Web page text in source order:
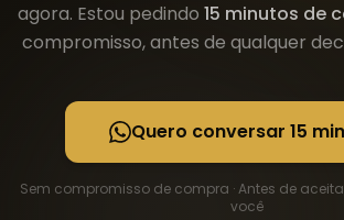
agora. Estou pedindo 15 minutos de
compromisso, antes de qualquer
Quero conversar 15
Sem compromisso de compra · Antes de
você